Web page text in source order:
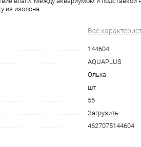
из изолона.
Все
144604
AQUAPLUS
Ольха
шт
55
Загрузить
4627075144604